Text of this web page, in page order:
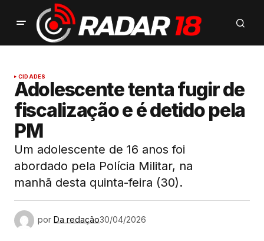
CIDADES
Adolescente tenta fugir de
fiscalização e é detido pela
PM
Um adolescente de 16 anos foi
abordado pela Polícia Militar, na
manhã desta quinta-feira (30).
por Da redação30/04/2026